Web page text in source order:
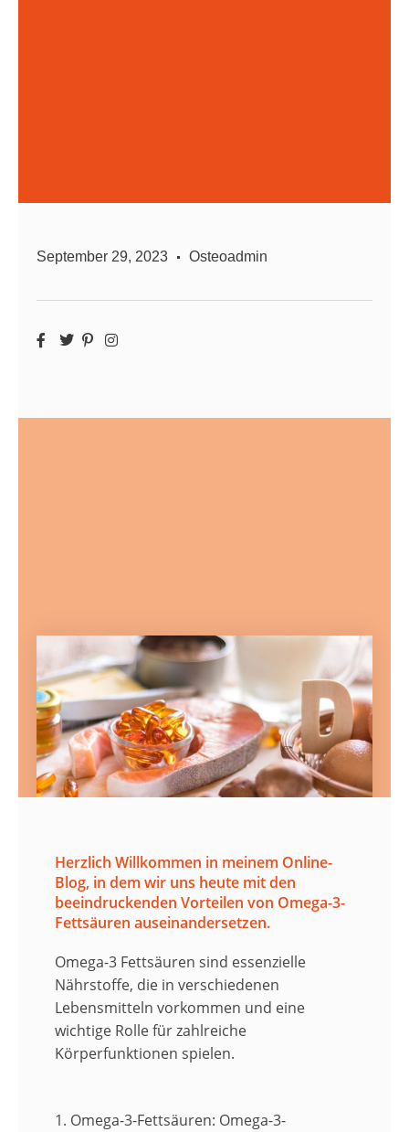
September 29, 2023 Osteoadmin
Herzlich Willkommen in meinem Online-
Blog, in dem wir uns heute mit den
beeindruckenden Vorteilen von Omega-3-
Fettsäuren auseinandersetzen.
Omega-3 Fettsäuren sind essenzielle
Nährstoffe, die in verschiedenen
Lebensmitteln vorkommen und eine
wichtige Rolle für zahlreiche
Körperfunktionen spielen.
1. Omega-3-Fettsäuren: Omega-3-